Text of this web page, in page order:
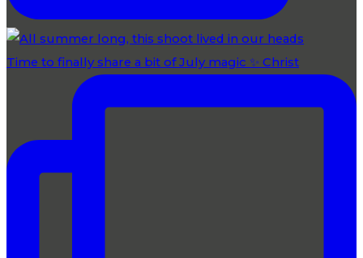
Time to finally share a bit of July magic ✨ Christ